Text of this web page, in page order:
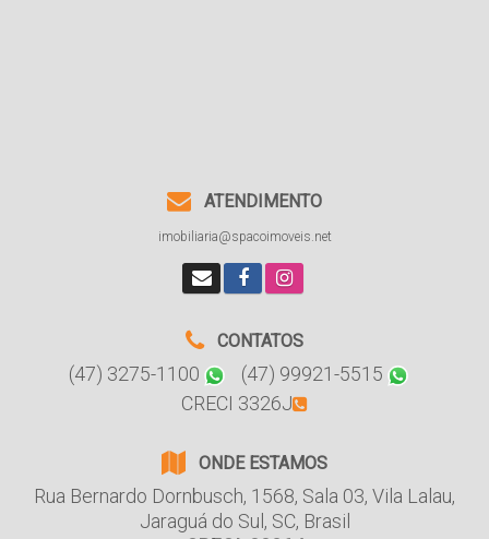
ATENDIMENTO
imobiliaria@spacoimoveis.net
CONTATOS
(47) 3275-1100
(47) 99921-5515
CRECI 3326J
ONDE ESTAMOS
Rua Bernardo Dornbusch, 1568, Sala 03, Vila Lalau,
Jaraguá do Sul , SC, Brasil